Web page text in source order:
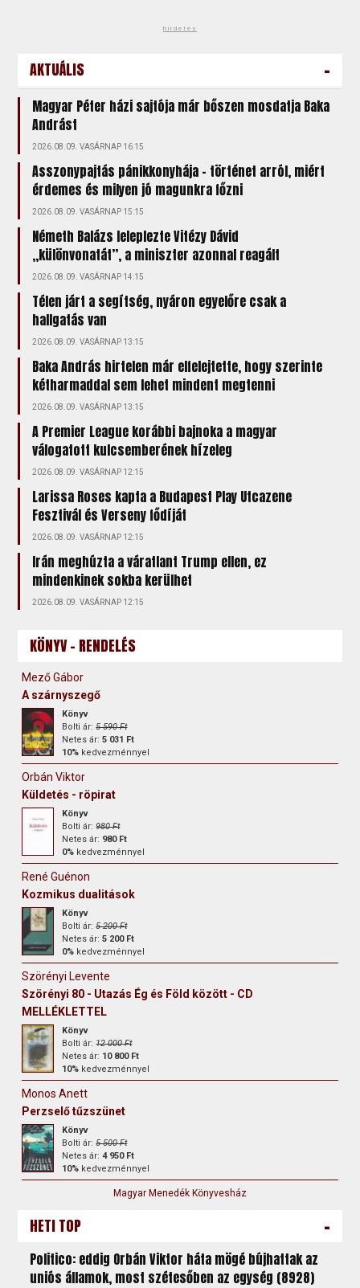
hirdetés
AKTUÁLIS -
Magyar Péter házi sajtója már bőszen mosdatja Baka
Andrást
2026.08.09. VASÁRNAP 16:15
Asszonypajtás pánikkonyhája – történet arról, miért
érdemes és milyen jó magunkra főzni
2026.08.09. VASÁRNAP 15:15
Németh Balázs leleplezte Vitézy Dávid
„különvonatát”, a miniszter azonnal reagált
2026.08.09. VASÁRNAP 14:15
Télen járt a segítség, nyáron egyelőre csak a
hallgatás van
2026.08.09. VASÁRNAP 13:15
Baka András hirtelen már elfelejtette, hogy szerinte
kétharmaddal sem lehet mindent megtenni
2026.08.09. VASÁRNAP 13:15
A Premier League korábbi bajnoka a magyar
válogatott kulcsemberének hízeleg
2026.08.09. VASÁRNAP 12:15
Larissa Roses kapta a Budapest Play Utcazene
Fesztivál és Verseny fődíját
2026.08.09. VASÁRNAP 12:15
Irán meghúzta a váratlant Trump ellen, ez
mindenkinek sokba kerülhet
2026.08.09. VASÁRNAP 12:15
KÖNYV - RENDELÉS
Mező Gábor
A szárnyszegő
Könyv
Bolti ár:5 590 Ft
Netes ár:5 031 Ft
10% kedvezménnyel
Orbán Viktor
Küldetés - röpirat
Könyv
Bolti ár:980 Ft
Netes ár: 980 Ft
0% kedvezménnyel
René Guénon
Kozmikus dualitások
Könyv
Bolti ár:5 200 Ft
Netes ár:5 200 Ft
0% kedvezménnyel
Szörényi Levente
Szörényi 80 - Utazás Ég és Föld között - CD
MELLÉKLETTEL
Könyv
Bolti ár:12 000 Ft
Netes ár: 10 800 Ft
10% kedvezménnyel
Monos Anett
Perzselő tűzszünet
Könyv
Bolti ár:5 500 Ft
Netes ár:4 950 Ft
10% kedvezménnyel
Magyar Menedék Könyvesház
HETI TOP -
Politico: eddig Orbán Viktor háta mögé bújhattak az
uniós államok, most szétesőben az egység (8928)